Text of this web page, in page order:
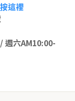
這裡
週六AM10:00-